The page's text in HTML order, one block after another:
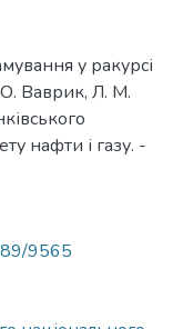
у ракурсі
Ваврик, Л. М.
нафти і газу. -
9565